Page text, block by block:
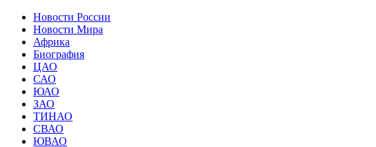
Новости России
Новости Мира
Африка
Биография
ЦАО
САО
ЮАО
ЗАО
ТИНАО
СВАО
ЮВАО